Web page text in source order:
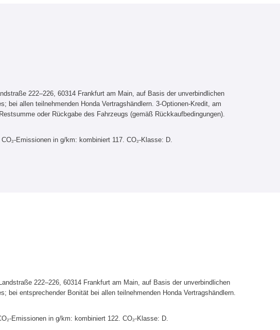
222–226, 60314 Frankfurt am Main, auf Basis der unverbindlichen
bei allen teilnehmenden Honda Vertragshändlern. 3-Optionen-Kredit, am
oder Rückgabe des Fahrzeugs (gemäß Rückkaufbedingungen).
Emissionen in g/km: kombiniert 117. CO₂-Klasse: D.
222–226, 60314 Frankfurt am Main, auf Basis der unverbindlichen
bei entsprechender Bonität bei allen teilnehmenden Honda Vertragshändlern.
Emissionen in g/km: kombiniert 122. CO₂-Klasse: D.